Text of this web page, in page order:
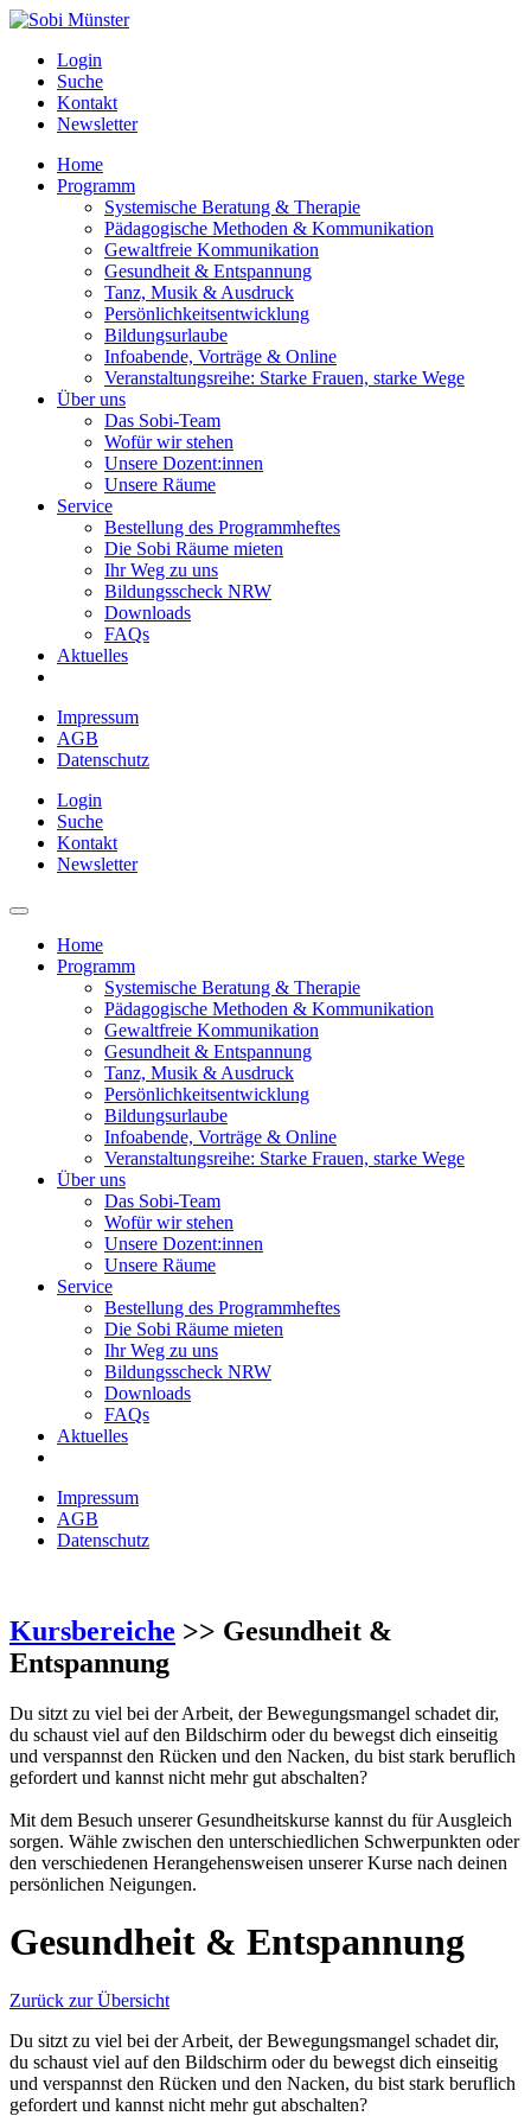
Login
Suche
Kontakt
Newsletter
Home
Programm
Systemische Beratung & Therapie
Pädagogische Methoden & Kommunikation
Gewaltfreie Kommunikation
Gesundheit & Entspannung
Tanz, Musik & Ausdruck
Persönlichkeitsentwicklung
Bildungsurlaube
Infoabende, Vorträge & Online
Veranstaltungsreihe: Starke Frauen, starke Wege
Über uns
Das Sobi-Team
Wofür wir stehen
Unsere Dozent:innen
Unsere Räume
Service
Bestellung des Programmheftes
Die Sobi Räume mieten
Ihr Weg zu uns
Bildungsscheck NRW
Downloads
FAQs
Aktuelles
Impressum
AGB
Datenschutz
Login
Suche
Kontakt
Newsletter
Home
Programm
Systemische Beratung & Therapie
Pädagogische Methoden & Kommunikation
Gewaltfreie Kommunikation
Gesundheit & Entspannung
Tanz, Musik & Ausdruck
Persönlichkeitsentwicklung
Bildungsurlaube
Infoabende, Vorträge & Online
Veranstaltungsreihe: Starke Frauen, starke Wege
Über uns
Das Sobi-Team
Wofür wir stehen
Unsere Dozent:innen
Unsere Räume
Service
Bestellung des Programmheftes
Die Sobi Räume mieten
Ihr Weg zu uns
Bildungsscheck NRW
Downloads
FAQs
Aktuelles
Impressum
AGB
Datenschutz
Kursbereiche >> Gesundheit &
Entspannung
Du sitzt zu viel bei der Arbeit, der Bewegungsmangel schadet dir,
du schaust viel auf den Bildschirm oder du bewegst dich einseitig
und verspannst den Rücken und den Nacken, du bist stark beruflich
gefordert und kannst nicht mehr gut abschalten?
Mit dem Besuch unserer Gesundheitskurse kannst du für Ausgleich
sorgen. Wähle zwischen den unterschiedlichen Schwerpunkten oder
den verschiedenen Herangehensweisen unserer Kurse nach deinen
persönlichen Neigungen.
Gesundheit & Entspannung
Zurück zur Übersicht
Du sitzt zu viel bei der Arbeit, der Bewegungsmangel schadet dir,
du schaust viel auf den Bildschirm oder du bewegst dich einseitig
und verspannst den Rücken und den Nacken, du bist stark beruflich
gefordert und kannst nicht mehr gut abschalten?